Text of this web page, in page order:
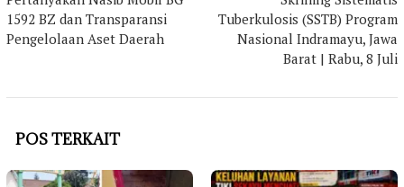
1592 BZ dan Transparansi
Pengelolaan Aset Daerah
Tuberkulosis (SSTB) Program
Nasional Indramayu, Jawa
Barat | Rabu, 8 Juli
POS TERKAIT